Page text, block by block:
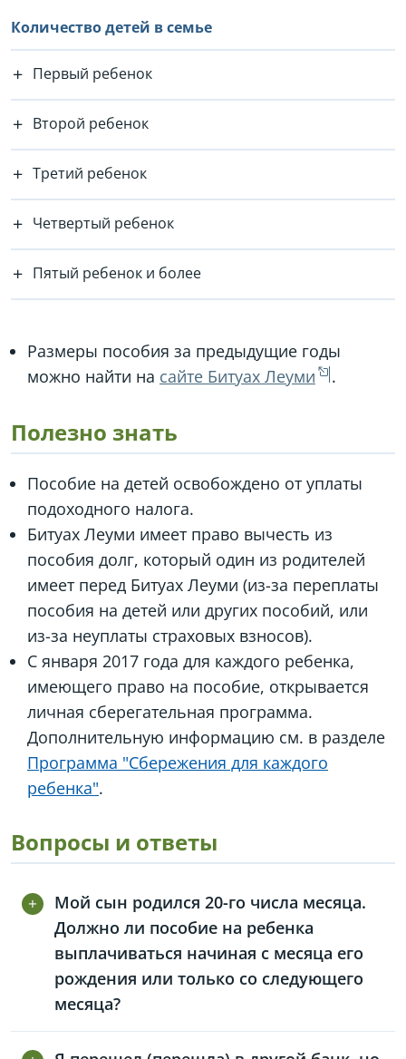
Количество детей в семье
Первый ребенок
Второй ребенок
Третий ребенок
Четвертый ребенок
Пятый ребенок и более
Размеры пособия за предыдущие годы
можно найти на сайте Битуах Леуми .
Полезно знать
Пособие на детей освобождено от уплаты
подоходного налога.
Битуах Леуми имеет право вычесть из
пособия долг, который один из родителей
имеет перед Битуах Леуми (из-за переплаты
пособия на детей или других пособий, или
из-за неуплаты страховых взносов).
С января 2017 года для каждого ребенка,
имеющего право на пособие, открывается
личная сберегательная программа.
Дополнительную информацию см. в разделе
Программа "Сбережения для каждого
ребенка".
Вопросы и ответы
Мой сын родился 20-го числа месяца.
Должно ли пособие на ребенка
выплачиваться начиная с месяца его
рождения или только со следующего
месяца?